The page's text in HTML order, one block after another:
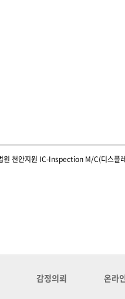
감정의뢰 온라